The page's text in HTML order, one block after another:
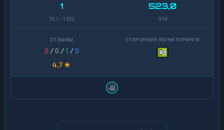
1
19,1 / 1 912
523,0
9 M
0 / 0 /1 /0
4,7 ★